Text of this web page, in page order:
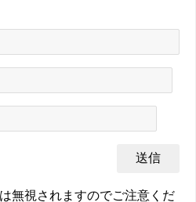
無視されますのでご注意くだ